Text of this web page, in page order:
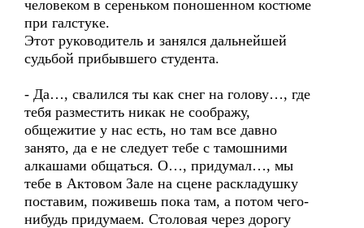
человеком в сереньком поношенном костюме
при галстуке.
Этот руководитель и занялся дальнейшей
судьбой прибывшего студента.
- Да…, свалился ты как снег на голову…, где
тебя разместить никак не соображу,
общежитие у нас есть, но там все давно
занято, да е не следует тебе с тамошними
алкашами общаться. О…, придумал…, мы
тебе в Актовом Зале на сцене раскладушку
поставим, поживешь пока там, а потом чего-
нибудь придумаем. Столовая через дорогу